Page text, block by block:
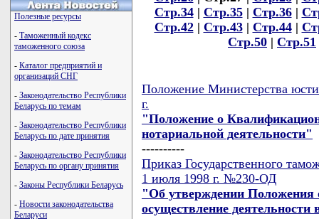
Полезные ресурсы
- Таможенный кодекс
таможенного союза
- Каталог предприятий и
организаций СНГ
- Законодательство Республики
Беларусь по темам
- Законодательство Республики
Беларусь по дате принятия
- Законодательство Республики
Беларусь по органу принятия
- Законы Республики Беларусь
- Новости законодательства
Беларуси
Стр.34| Стр.35| Стр.36|
Стр.42| Стр.43| Стр.44|
Стр.50 | Стр.51
Положение Министерства
г.
"Положение о
нотариальной деятельности"
----------
Приказ Государственного
1 июля 1998 г. №230-ОД
"Об утверждении Положения
осуществление деятельности